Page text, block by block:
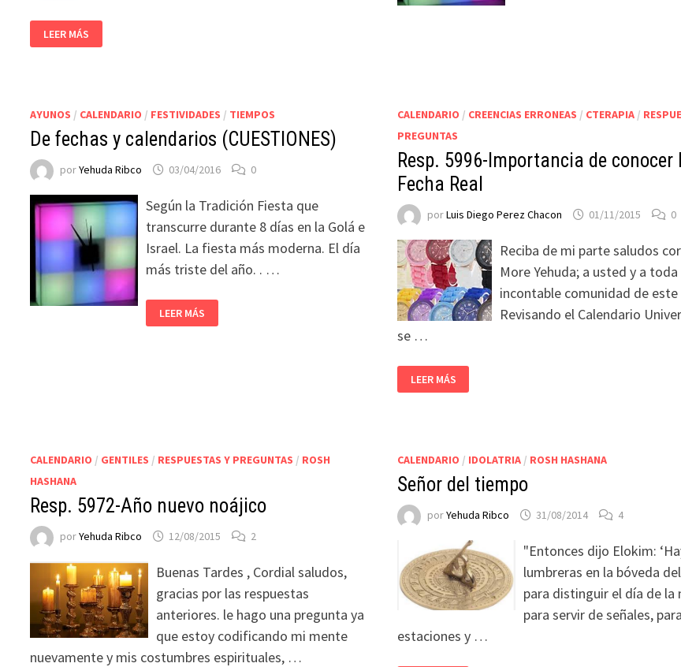
LEER MÁS
AYUNOS / CALENDARIO / FESTIVIDADES / TIEMPOS
De fechas y calendarios (CUESTIONES)
porYehuda Ribco 03/04/2016 0
Según la Tradición Fiesta que
transcurre durante 8 días en la Golá e
Israel. La fiesta más moderna. El día
más triste del año. . …
LEER MÁS
CALENDARIO / CREENCIAS ERRONEAS / CTERAPIA/
PREGUNTAS
Resp. 5996-Importancia de conocer
Fecha Real
porLuis Diego Perez Chacon 01/11/2015 0
Reciba de mi parte saludos
More Yehuda; a usted y a toda
incontable comunidad de
Revisando el Calendario
se …
LEER MÁS
CALENDARIO / GENTILES / RESPUESTAS Y PREGUNTAS / ROSH
HASHANA
Resp. 5972-Año nuevo noájico
porYehuda Ribco 12/08/2015 2
Buenas Tardes , Cordial saludos,
gracias por las respuestas
anteriores. le hago una pregunta ya
que estoy codificando mi mente
nuevamente y mis costumbres espirituales, …
CALENDARIO / IDOLATRIA/ ROSH HASHANA
Señor del tiempo
porYehuda Ribco 31/08/2014 4
"Entonces dijo Elokim:
lumbreras en la bóveda
para distinguir el día de la
para servir de señales,
estaciones y …